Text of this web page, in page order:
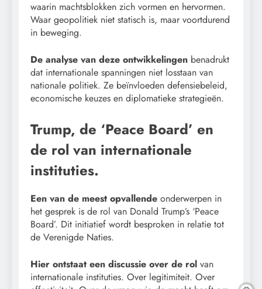
waarin machtsblokken zich vormen en hervormen.
Waar geopolitiek niet statisch is, maar voortdurend
in beweging.
De analyse van deze ontwikkelingen benadrukt
dat internationale spanningen niet losstaan van
nationale politiek. Ze beïnvloeden defensiebeleid,
economische keuzes en diplomatieke strategieën.
Trump, de ‘Peace Board’ en
de rol van internationale
instituties.
Een van de meest opvallende onderwerpen in
het gesprek is de rol van Donald Trump’s ‘Peace
Board’. Dit initiatief wordt besproken in relatie tot
de Verenigde Naties.
Hier ontstaat een discussie over de rol van
internationale instituties. Over legitimiteit. Over